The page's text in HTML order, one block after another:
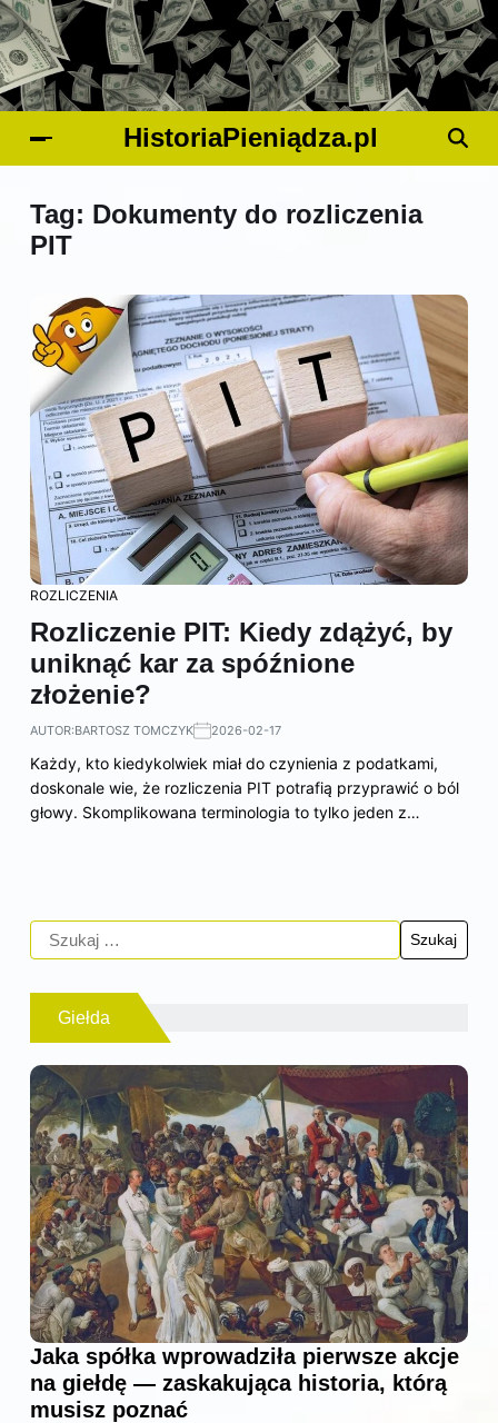
HistoriaPieniądza.pl
Tag: Dokumenty do rozliczenia
PIT
ROZLICZENIA
Rozliczenie PIT: Kiedy zdążyć, by
uniknąć kar za spóźnione
złożenie?
AUTOR:BARTOSZ TOMCZYK 2026-02-17
Każdy, kto kiedykolwiek miał do czynienia z podatkami,
doskonale wie, że rozliczenia PIT potrafią przyprawić o ból
głowy. Skomplikowana terminologia to tylko jeden z…
Giełda
Jaka spółka wprowadziła pierwsze akcje
na giełdę — zaskakująca historia, którą
musisz poznać